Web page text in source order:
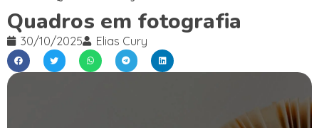
Quadros em fotografia
30/10/2025 Elias Cury